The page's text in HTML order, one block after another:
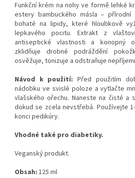
Funkční krém na nohy ve formě lehké
estery bambuckého másla – přírodní
bohaté na lipidy, které hloubkově
lepkavého pocitu. Extrakt z
antiseptické vlastnosti a konopný
zklidňuje drobné podráždění
osvěžuje, tonizuje a odstraňuje
Návod k použití:Před použitím
nádobku ve svislé poloze a vytlačte
vlašského ořechu. Naneste na čisté a
dokud se zcela nevstřebá. Používejte
konci pedikúry.
Vhodné také pro diabetiky.
Veganský produkt.
Obsah: 125 ml